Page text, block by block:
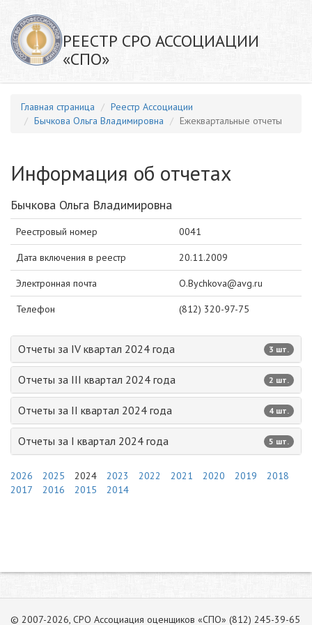
РЕЕСТР СРО АССОЦИАЦИИ
«СПО»
Главная страница
Реестр Ассоциации
Бычкова Ольга Владимировна
Ежеквартальные отчеты
Информация об отчетах
Бычкова Ольга Владимировна
Реестровый номер 0041
Дата включения в реестр 20.11.2009
Электронная почта O.Bychkova@avg.ru
Телефон (812) 320-97-75
Отчеты за IV квартал 2024 года 3 шт.
Отчеты за III квартал 2024 года 2 шт.
Отчеты за II квартал 2024 года 4 шт.
Отчеты за I квартал 2024 года 5 шт.
2026 2025 2024 2023 2022 2021 2020 2019
2018
2017
2016 2015 2014
© 2007-2026, СРО Ассоциация оценщиков «СПО» (812) 245-39-65